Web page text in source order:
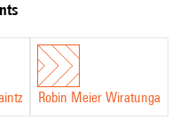
Robin Meier Wiratunga